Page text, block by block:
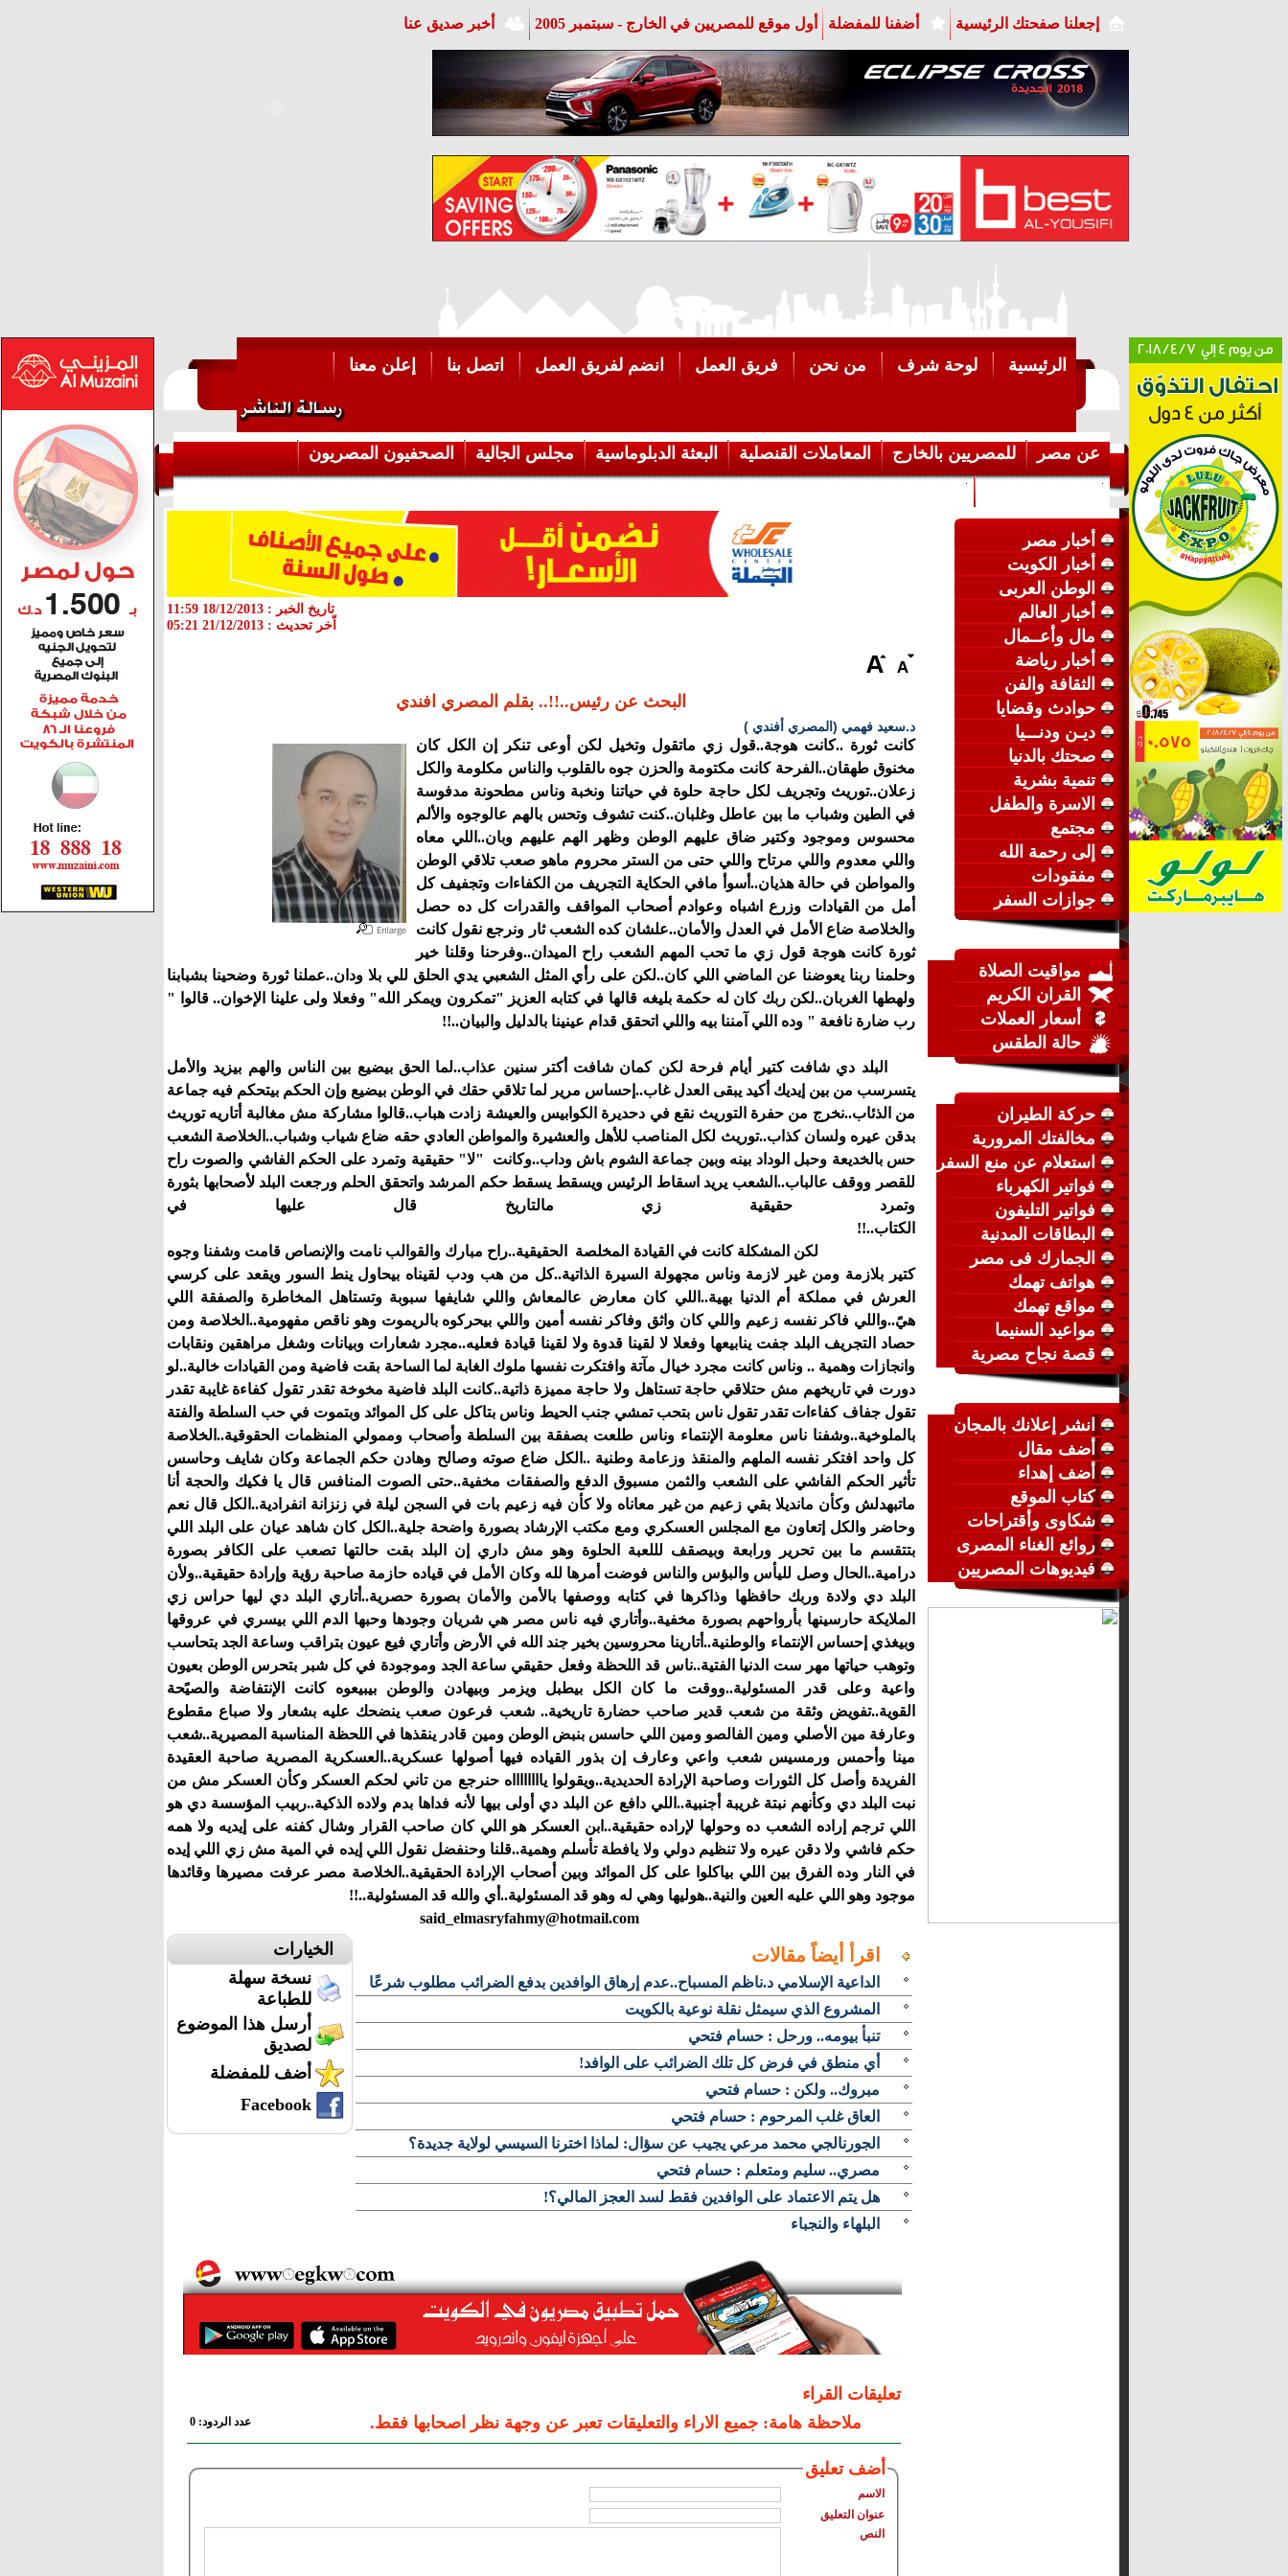
إجعلنا صفحتك الرئيسية أضفنا للمفضلة أول موقع للمصريين في الخارج - سبتمبر 2005 أخبر صديق عنا
الرئيسية لوحة شرف من نحن فريق العمل انضم لفريق العمل اتصل بنا إعلن معنا
عن مصر للمصريين بالخارج المعاملات القنصلية البعثة الدبلوماسية مجلس الجالية
الصحفيون المصريون
أخبار مصر
أخبار الكويت
الوطن العربى
أخبار العالم
مال وأعــمال
أخبار رياضة
الثقافة والفن
حوادث وقضايا
ديـن ودنـــيا
صحتك بالدنيا
تنمية بشرية
الاسرة والطفل
مجتمع
إلى رحمة الله
مفقودات
جوازات السفر
مواقيت الصلاة
القران الكريم
أسعار العملات
حالة الطقس
حركة الطيران
مخالفتك المرورية
استعلام عن منع السفر
فواتير الكهرباء
فواتير التليفون
البطاقات المدنية
الجمارك فى مصر
هواتف تهمك
مواقع تهمك
مواعيد السنيما
قصة نجاح مصرية
انشر إعلانك بالمجان
أضف مقال
أضف إهداء
كتاب الموقع
شكاوى وأقتراحات
روائع الغناء المصرى
فيديوهات المصريين
تاريخ الخبر : 18/12/2013 11:59
اّخر تحديث : 21/12/2013 05:21
البحث عن رئيس..!!.. بقلم المصري افندي
د.سعيد فهمي (المصري أفندي )
كانت ثورة ..كانت هوجة..قول زي ماتقول وتخيل لكن أوعى تنكر إن الكل كان
مخنوق طهقان..الفرحة كانت مكتومة والحزن جوه ىالقلوب والناس مكلومة والكل
زعلان..توريث وتجريف لكل حاجة حلوة في حياتنا ونخبة وناس مطحونة مدفوسة
في الطين وشباب ما بين عاطل وغلبان..كنت تشوف وتحس بالهم عالوجوه والألم
محسوس وموجود وكتير ضاق عليهم الوطن وظهر الهم عليهم وبان..اللي معاه
واللي معدوم واللي مرتاح واللي حتى من الستر محروم ماهو صعب تلاقي الوطن
والمواطن في حالة هذيان..أسوأ مافي الحكاية التجريف من الكفاءات وتجفيف كل
أمل من القيادات وزرع اشباه وعوادم أصحاب المواقف والقدرات كل ده حصل
والخلاصة ضاع الأمل في العدل والأمان..علشان كده الشعب ثار ونرجع نقول كانت
ثورة كانت هوجة قول زي ما تحب المهم الشعب راح الميدان..وفرحنا وقلنا خير
وحلمنا ربنا يعوضنا عن الماضي اللي كان..لكن على رأي المثل الشعبي يدي الحلق للي بلا ودان..عملنا ثورة وضحينا بشبابنا
ولهطها الغربان..لكن ربك كان له حكمة بليغه قالها في كتابه العزيز "تمكرون ويمكر الله" وفعلا ولى علينا الإخوان.. قالوا "
رب ضارة نافعة " وده اللي آمننا بيه واللي اتحقق قدام عينينا بالدليل والبيان..!!
البلد دي شافت كتير أيام فرحة لكن كمان شافت أكتر سنين عذاب..لما الحق بيضيع بين الناس والهم بيزيد والأمل
يتسرسب من بين إيديك أكيد يبقى العدل غاب..إحساس مرير لما تلاقي حقك في الوطن بيضيع وإن الحكم بيتحكم فيه جماعة
من الذئاب..نخرج من حفرة التوريث نقع في دحديرة الكوابيس والعيشة زادت هباب..قالوا مشاركة مش مغالبة أتاريه توريث
بدقن عيره ولسان كذاب..توريث لكل المناصب للأهل والعشيرة والمواطن العادي حقه ضاع شياب وشباب..الخلاصة الشعب
حس بالخديعة وحبل الوداد بينه وبين جماعة الشوم باش وداب..وكانت "لا" حقيقية وتمرد على الحكم الفاشي والصوت راح
للقصر ووقف عالباب..الشعب يريد اسقاط الرئيس ويسقط يسقط حكم المرشد واتحقق الحلم ورجعت البلد لأصحابها بثورة
وتمرد حقيقية زي مالتاريخ قال عليها في
الكتاب..!!
لكن المشكلة كانت في القيادة المخلصة الحقيقية..راح مبارك والقوالب نامت والإنصاص قامت وشفنا وجوه
كتير بلازمة ومن غير لازمة وناس مجهولة السيرة الذاتية..كل من هب ودب لقيناه بيحاول ينط السور ويقعد على كرسي
العرش في مملكة أم الدنيا بهية..اللي كان معارض عالمعاش واللي شايفها سبوبة وتستاهل المخاطرة والصفقة اللي
هيً..واللي فاكر نفسه زعيم واللي كان واثق وفاكر نفسه أمين واللي بيحركوه بالريموت وهو ناقص مفهومية..الخلاصة ومن
حصاد التجريف البلد جفت ينابيعها وفعلا لا لقينا قدوة ولا لقينا قيادة فعليه..مجرد شعارات وبيانات وشغل مراهقين ونقابات
وانجازات وهمية .. وناس كانت مجرد خيال مآتة وافتكرت نفسها ملوك الغابة لما الساحة بقت فاضية ومن القيادات خالية..لو
دورت في تاريخهم مش حتلاقي حاجة تستاهل ولا حاجة مميزة ذاتية..كانت البلد فاضية مخوخة تقدر تقول كفاءة غايبة تقدر
تقول جفاف كفاءات تقدر تقول ناس بتحب تمشي جنب الحيط وناس بتاكل على كل الموائد وبتموت في حب السلطة والفتة
بالملوخية..وشفنا ناس معلومة الإنتماء وناس طلعت بصفقة بين السلطة وأصحاب وممولي المنظمات الحقوقية..الخلاصة
كل واحد افتكر نفسه الملهم والمنقذ وزعامة وطنية ..الكل ضاع صوته وصالح وهادن حكم الجماعة وكان شايف وحاسس
تأثير الحكم الفاشي على الشعب والثمن مسبوق الدفع والصفقات مخفية..حتى الصوت المنافس قال يا فكيك والحجة أنا
ماتبهدلش وكأن مانديلا بقي زعيم من غير معاناه ولا كأن فيه زعيم بات في السجن ليلة في زنزانة انفرادية..الكل قال نعم
وحاضر والكل إتعاون مع المجلس العسكري ومع مكتب الإرشاد بصورة واضحة جلية..الكل كان شاهد عيان على البلد اللي
بتتقسم ما بين تحرير ورابعة وبيصقف لللعبة الحلوة وهو مش داري إن البلد بقت حالتها تصعب على الكافر بصورة
درامية..الحال وصل لليأس والبؤس والناس فوضت أمرها لله وكان الأمل في قياده حازمة صاحبة رؤية وإرادة حقيقية..ولأن
البلد دي ولادة وربك حافظها وذاكرها في كتابه ووصفها بالأمن والأمان بصورة حصرية..أتاري البلد دي ليها حراس زي
الملايكة حارسينها بأرواحهم بصورة مخفية..وأتاري فيه ناس مصر هي شريان وجودها وحبها الدم اللي بيسري في عروقها
وبيغذي إحساس الإنتماء والوطنية..أتارينا محروسين بخير جند الله في الأرض وأتاري فيع عيون بتراقب وساعة الجد بتحاسب
وتوهب حياتها مهر ست الدنيا الفتية..ناس قد اللحظة وفعل حقيقي ساعة الجد وموجودة في كل شبر بتحرس الوطن بعيون
واعية وعلى قدر المسئولية..ووقت ما كان الكل بيطبل ويزمر وبيهادن والوطن بيبيعوه كانت الإنتفاضة والصيًحة
القوية..تفويض وثقة من شعب قدير صاحب حضارة تاريخية.. شعب فرعون صعب ينضحك عليه بشعار ولا صباع مقطوع
وعارفة مين الأصلي ومين الفالصو ومين اللي حاسس بنبض الوطن ومين قادر ينقذها في اللحظة المناسبة المصيرية..شعب
مينا وأحمس ورمسيس شعب واعي وعارف إن بذور القياده فيها أصولها عسكرية..العسكرية المصرية صاحبة العقيدة
الفريدة وأصل كل الثورات وصاحبة الإرادة الحديدية..ويقولوا يااااااااه حنرجع من تاني لحكم العسكر وكأن العسكر مش من
نبت البلد دي وكأنهم نبتة غريبة أجنبية..اللي دافع عن البلد دي أولى بيها لأنه فداها بدم ولاده الذكية..ربيب المؤسسة دي هو
اللي ترجم إراده الشعب ده وحولها لإراده حقيقية..ابن العسكر هو اللي كان صاحب القرار وشال كفنه على إيديه ولا همه
حكم فاشي ولا دقن عيره ولا تنظيم دولي ولا يافطة تأسلم وهمية..قلنا وحنفضل نقول اللي إيده في المية مش زي اللي إيده
في النار وده الفرق بين اللي بياكلوا على كل الموائد وبين أصحاب الإرادة الحقيقية..الخلاصة مصر عرفت مصيرها وقائدها
موجود وهو اللي عليه العين والنية..هوليها وهي له وهو قد المسئولية..أي والله قد المسئولية..!!
الخيارات
نسخة سهلة
للطباعة
أرسل هذا الموضوع
لصديق
أضف للمفضلة
Facebook
اقرأ أيضاً مقالات
الداعية الإسلامي د.ناظم المسباح..عدم إرهاق الوافدين بدفع الضرائب مطلوب شرعًا
المشروع الذي سيمثل نقلة نوعية بالكويت
تنبأ بيومه.. ورحل : حسام فتحي
أي منطق في فرض كل تلك الضرائب على الوافد!
مبروك.. ولكن : حسام فتحي
العاق غلب المرحوم : حسام فتحي
الجورنالجي محمد مرعي يجيب عن سؤال: لماذا اخترنا السيسي لولاية جديدة؟
مصري.. سليم ومتعلم : حسام فتحي
هل يتم الاعتماد على الوافدين فقط لسد العجز المالي؟!
البلهاء والنجباء
تعليقات القراء
ملاحظة هامة: جميع الاراء والتعليقات تعبر عن وجهة نظر اصحابها فقط.
عدد الردود: 0
أضف تعليق
الاسم
عنوان التعليق
النص